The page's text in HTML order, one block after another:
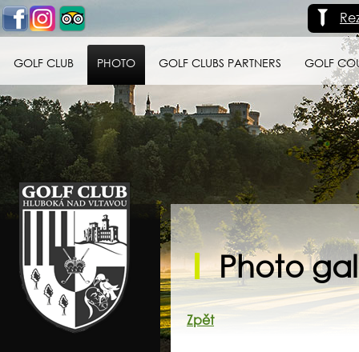
GOLF CLUB PHOTO GOLF CLUBS PARTNERS GOLF
Golf klub Hluboká
nad Vltavou
Photo
Zpět